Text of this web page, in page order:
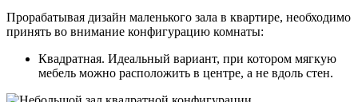
Прорабатывая дизайн маленького зала в квартире, необходимо
принять во внимание конфигурацию комнаты:
Квадратная. Идеальный вариант, при котором мягкую
мебель можно расположить в центре, а не вдоль стен.